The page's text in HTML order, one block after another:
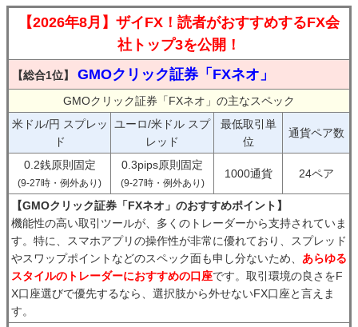
【2026年8月】ザイFX！読者がおすすめするFX会
社トップ3を公開！
【総合1位】 GMOクリック証券「FXネオ」
GMOクリック証券「FXネオ」の主なスペック
米ドル/円 スプレッ
ド
ユーロ/米ドル スプ
レッド
最低取引単
位
通貨ペア数
0.2銭原則固定
(9-27時・例外あり)
0.3pips原則固定
(9-27時・例外あり)
1000通貨 24ペア
【GMOクリック証券「FXネオ」のおすすめポイント】
機能性の高い取引ツールが、多くのトレーダーから支持されていま
す。特に、スマホアプリの操作性が非常に優れており、スプレッド
やスワップポイントなどのスペック面も申し分ないため、 あらゆる
スタイルのトレーダーにおすすめの口座です。取引環境の良さをF
X口座選びで優先するなら、選択肢から外せないFX口座と言えま
す。